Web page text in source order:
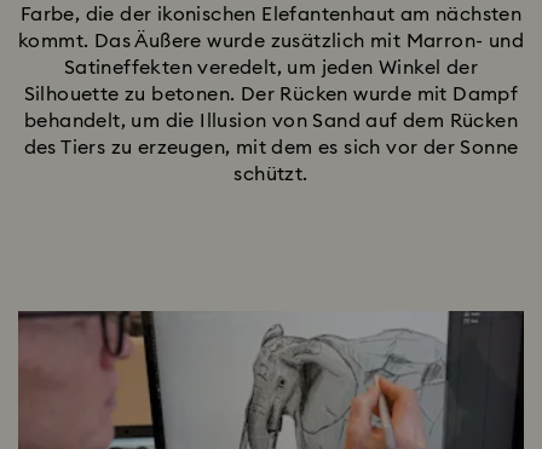
Farbe, die der ikonischen Elefantenhaut am nächsten
kommt. Das Äußere wurde zusätzlich mit Marron- und
Satineffekten veredelt, um jeden Winkel der
Silhouette zu betonen. Der Rücken wurde mit Dampf
behandelt, um die Illusion von Sand auf dem Rücken
des Tiers zu erzeugen, mit dem es sich vor der Sonne
schützt.